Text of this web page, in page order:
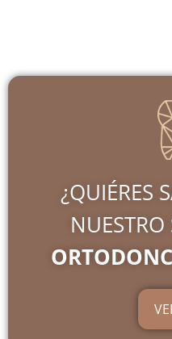
¿QUIÉRES
NUESTRO